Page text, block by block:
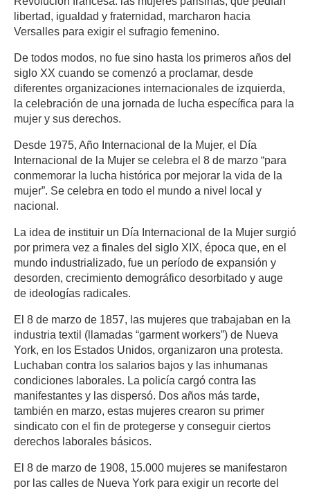
libertad, igualdad y fraternidad, marcharon hacia
Versalles para exigir el sufragio femenino.
De todos modos, no fue sino hasta los primeros años del
siglo XX cuando se comenzó a proclamar, desde
diferentes organizaciones internacionales de izquierda,
la celebración de una jornada de lucha específica para la
mujer y sus derechos.
Desde 1975, Año Internacional de la Mujer, el Día
Internacional de la Mujer se celebra el 8 de marzo “para
conmemorar la lucha histórica por mejorar la vida de la
mujer”. Se celebra en todo el mundo a nivel local y
nacional.
La idea de instituir un Día Internacional de la Mujer surgió
por primera vez a finales del siglo XIX, época que, en el
mundo industrializado, fue un período de expansión y
desorden, crecimiento demográfico desorbitado y auge
de ideologías radicales.
El 8 de marzo de 1857, las mujeres que trabajaban en la
industria textil (llamadas “garment workers”) de Nueva
York, en los Estados Unidos, organizaron una protesta.
Luchaban contra los salarios bajos y las inhumanas
condiciones laborales. La policía cargó contra las
manifestantes y las dispersó. Dos años más tarde,
también en marzo, estas mujeres crearon su primer
sindicato con el fin de protegerse y conseguir ciertos
derechos laborales básicos.
El 8 de marzo de 1908, 15.000 mujeres se manifestaron
por las calles de Nueva York para exigir un recorte del